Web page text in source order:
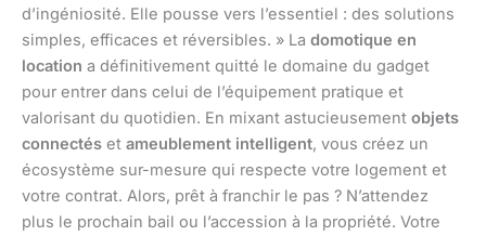
d’ingéniosité. Elle pousse vers l’essentiel : des solutions
simples, efficaces et réversibles. » La domotique en
location a définitivement quitté le domaine du gadget
pour entrer dans celui de l’équipement pratique et
valorisant du quotidien. En mixant astucieusement objets
connectés et ameublement intelligent, vous créez un
écosystème sur-mesure qui respecte votre logement et
votre contrat. Alors, prêt à franchir le pas ? N’attendez
plus le prochain bail ou l’accession à la propriété. Votre